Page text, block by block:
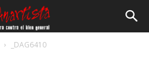
_DAG6410